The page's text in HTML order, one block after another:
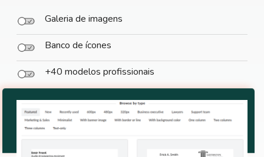
Galeria de imagens
Banco de ícones
+40 modelos profissionais